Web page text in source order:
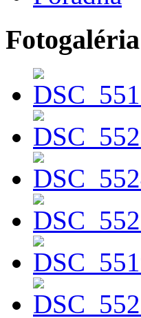
Fotogaléria